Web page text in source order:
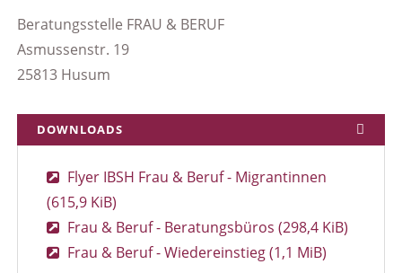
Beratungsstelle FRAU & BERUF
Asmussenstr. 19
25813 Husum
DOWNLOADS
Flyer IBSH Frau & Beruf - Migrantinnen
(615,9 KiB)
Frau & Beruf - Beratungsbüros (298,4 KiB)
Frau & Beruf - Wiedereinstieg(1,1 MiB)